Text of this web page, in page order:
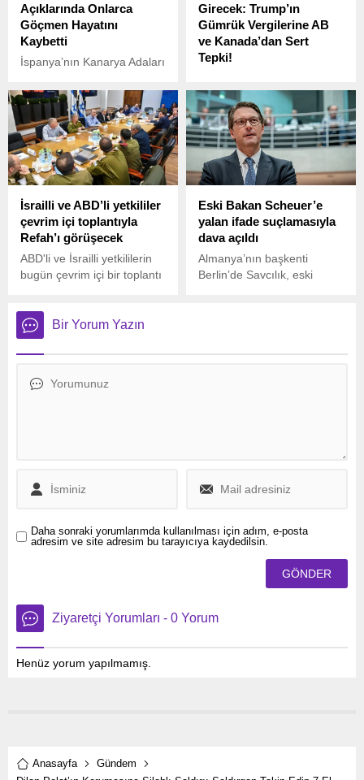
Açıklarında Onlarca
Göçmen Hayatını
Kaybetti
İspanya’nın Kanarya Adaları
Okyanusu’nda yaşanan
trajik bir olayda 50 düzensiz
göçmen hayatını kaybetti.
Girecek: Trump’ın
Gümrük Vergilerine AB
ve Kanada’dan Sert
Tepki!
Trump, çelik ve alüminyum
ithalatına yönelik gümrük
vergilerini artırarak,
alüminyum gümrük vergisini
yüzde 10’dan yüzde 25’e
yükseltti ve bir dizi ülke için
yeni tarifeler getirdi.
İsrailli ve ABD’li yetkililer
çevrim içi toplantıyla
Refah’ı görüşecek
ABD'li ve İsrailli yetkililerin
bugün çevrim içi bir toplantı
belirtildi.
Eski Bakan Scheuer’e
yalan ifade suçlamasıyla
dava açıldı
Almanya’nın başkenti
Berlin’de Savcılık, eski
komisyonuna yalan ifade
Bir Yorum Yazın
Daha sonraki yorumlarımda kullanılması için adım, e-posta
adresim ve site adresim bu tarayıcıya kaydedilsin.
Ziyaretçi Yorumları - 0 Yorum
Henüz yorum yapılmamış.
Anasayfa
Gündem